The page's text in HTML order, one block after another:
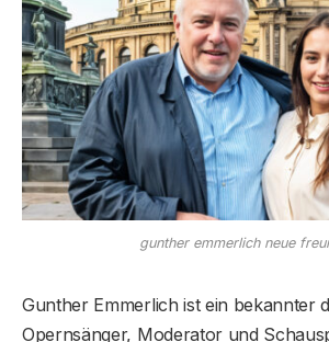
gunther emmerlich neue
Gunther Emmerlich ist ein bekannter
Opernsänger, Moderator und